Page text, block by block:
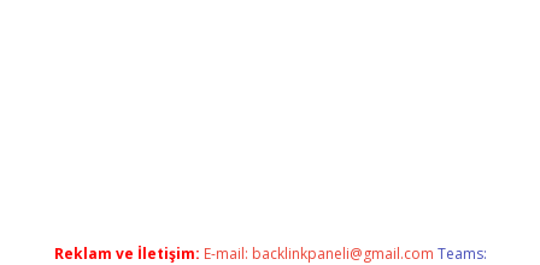
Reklam ve İletişim: E-mail: backlinkpaneli@gmail.com Teams: